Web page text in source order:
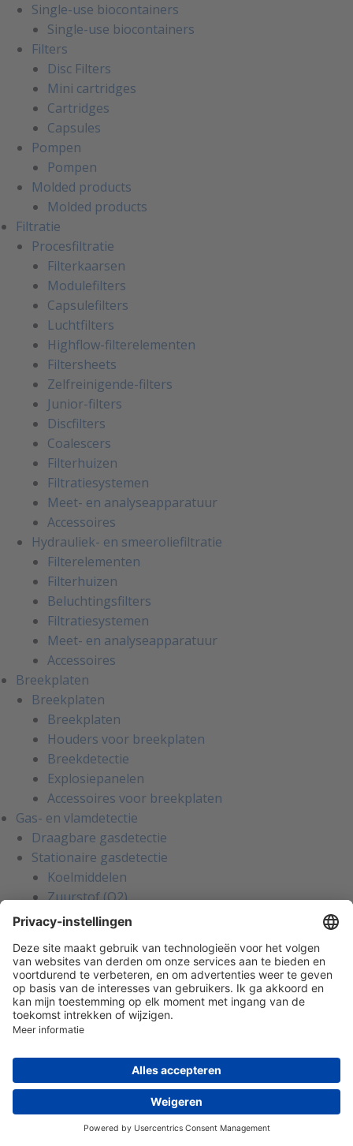
Single-use biocontainers
Single-use biocontainers
Filters
Disc Filters
Mini cartridges
Cartridges
Capsules
Pompen
Pompen
Molded products
Molded products
Filtratie
Procesfiltratie
Filterkaarsen
Modulefilters
Capsulefilters
Luchtfilters
Highflow-filterelementen
Filtersheets
Zelfreinigende-filters
Junior-filters
Discfilters
Coalescers
Filterhuizen
Filtratiesystemen
Meet- en analyseapparatuur
Accessoires
Hydrauliek- en smeeroliefiltratie
Filterelementen
Filterhuizen
Beluchtingsfilters
Filtratiesystemen
Meet- en analyseapparatuur
Accessoires
Breekplaten
Breekplaten
Breekplaten
Houders voor breekplaten
Breekdetectie
Explosiepanelen
Accessoires voor breekplaten
Gas- en vlamdetectie
Draagbare gasdetectie
Stationaire gasdetectie
Koelmiddelen
Zuurstof (O2)
Brandbaar (LEL)
Overige gassen
Vlamdetectie
Gaslekdetectie
Systemen
Gebouwautomatisering
Regelingen en thermostaten
Externe ruimteregelaars
Industriële thermostaten
Ruimtebedieningsunits
Ruimteregelaars